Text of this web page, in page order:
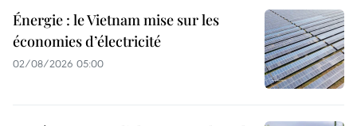
Énergie : le Vietnam mise sur les
économies d’électricité
02/08/2026 05:00